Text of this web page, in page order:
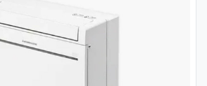
använda endast fläkten för ökad
gör den till det perfekta valet
du vill ha en konstant och lite lägre
du inte är där, för att sedan snabbt och